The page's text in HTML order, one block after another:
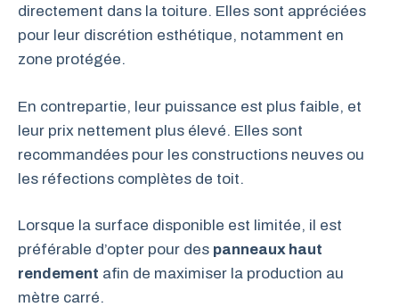
directement dans la toiture. Elles sont appréciées
pour leur discrétion esthétique, notamment en
zone protégée.
En contrepartie, leur puissance est plus faible, et
leur prix nettement plus élevé. Elles sont
recommandées pour les constructions neuves ou
les réfections complètes de toit.
Lorsque la surface disponible est limitée, il est
préférable d’opter pour des panneaux haut
rendement afin de maximiser la production au
mètre carré.